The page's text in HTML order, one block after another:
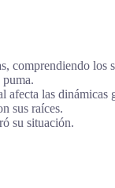
comprendiendo los
afecta las dinámicas
sus raíces.
su situación.